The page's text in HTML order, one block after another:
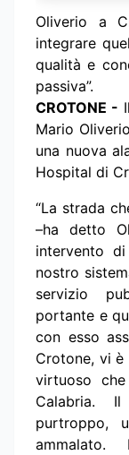
Oliverio a
integrare
qualità e
passiva”.
CROTONE -
Mario
una nuova
Hospital di
“La strada
–ha detto
intervento
nostro
servizio
portante e
con esso
Crotone, vi
virtuoso
Calabria.
purtroppo,